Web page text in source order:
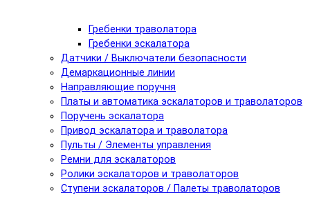
Гребенки траволатора
Гребенки эскалатора
Датчики / Выключатели безопасности
Демаркационные линии
Направляющие поручня
Платы и автоматика эскалаторов и траволаторов
Поручень эскалатора
Привод эскалатора и траволатора
Пульты / Элементы управления
Ремни для эскалаторов
Ролики эскалаторов и траволаторов
Ступени эскалаторов / Палеты траволаторов